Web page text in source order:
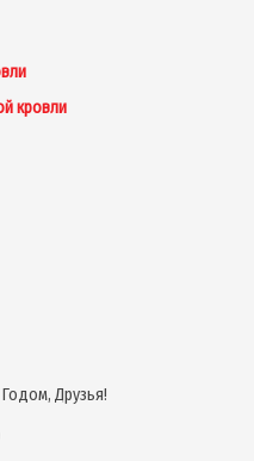
кровли
Друзья!